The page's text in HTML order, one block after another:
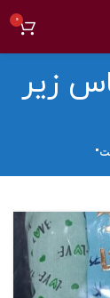
0
زير